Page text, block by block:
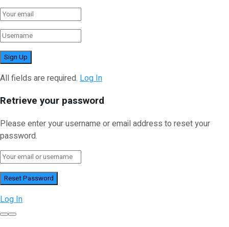
All fields are required. Log In
Retrieve your password
Please enter your username or email address to reset your
password.
Log In